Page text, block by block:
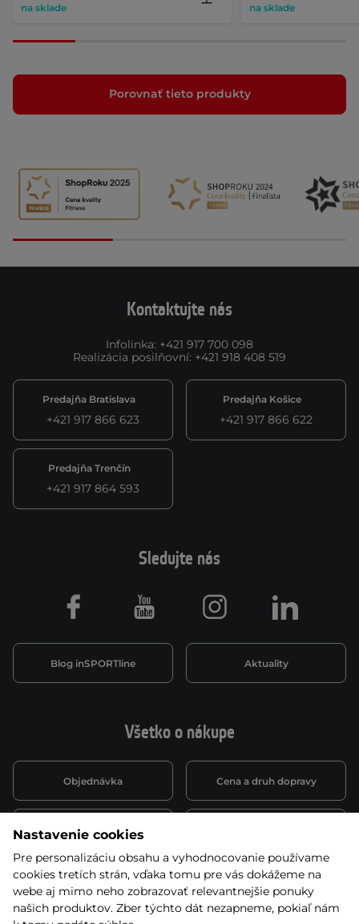
na sklade na sklade
Porovnať tieto produkty
Kontaktujte nás
Infolinka: +421 917 700 098
Realizácia posilňovní: +421 918 408 519
Predajňa Bratislava
+421 917 866 623
Predajňa Košice
+421 917 866 622
Predajňa Trenčín
+421 917 864 593
Všetko o nákupe
Objednávka Cena a druh dopravy
Spôsob platby
Montáž a servis Reklamácie a záruka
Sledujte nás
Blog inSPORTline Aktuality
Facebook Youtube Instagram LinkedIn
Nastavenie cookies
Pre personalizáciu obsahu a vyhodnocovanie používame
cookies tretích strán, vďaka tomu pre vás dokážeme na
webe aj mimo neho zobrazovať relevantnejšie ponuky
našich produktov. Zber týchto dát nezapneme, pokiaľ nám